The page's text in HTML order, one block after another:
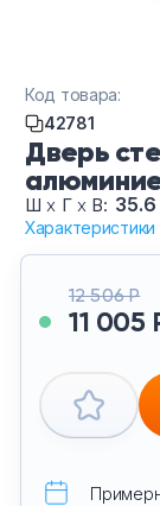
Дверь
К-
Шх Г х В: 35.6
Характеристики
Код товара:
42781
12 506 Р
11 005